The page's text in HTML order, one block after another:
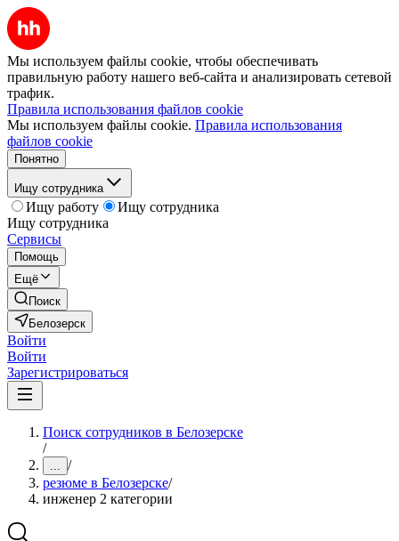
Мы используем файлы cookie, чтобы обеспечивать
правильную работу нашего веб-сайта и анализировать сетевой
трафик.
Правила использования файлов cookie
Мы используем файлы cookie. Правила использования
файлов cookie
Понятно
Ищу сотрудника
Ищу работу
Ищу сотрудника
Ищу сотрудника
Сервисы
Помощь
Ещё
Поиск
Белозерск
Войти
Войти
Зарегистрироваться
Поиск сотрудников в Белозерске
/
... /
резюме в Белозерске/
инженер 2 категории